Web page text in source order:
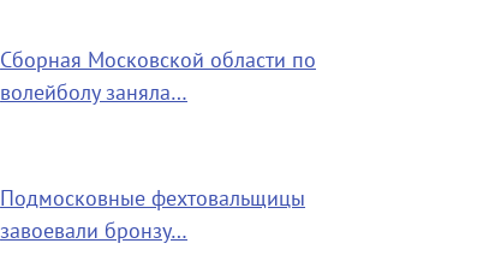
Сборная Московской области по
волейболу заняла…
Подмосковные фехтовальщицы
завоевали бронзу…